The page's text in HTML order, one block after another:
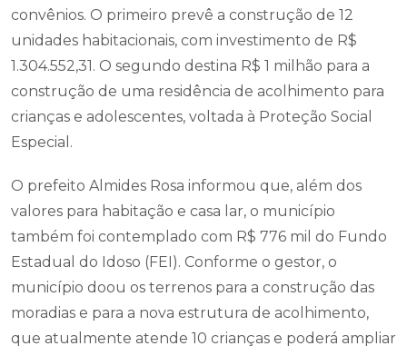
convênios. O primeiro prevê a construção de 12
unidades habitacionais, com investimento de R$
1.304.552,31. O segundo destina R$ 1 milhão para a
construção de uma residência de acolhimento para
crianças e adolescentes, voltada à Proteção Social
Especial.
O prefeito Almides Rosa informou que, além dos
valores para habitação e casa lar, o município
também foi contemplado com R$ 776 mil do Fundo
Estadual do Idoso (FEI). Conforme o gestor, o
município doou os terrenos para a construção das
moradias e para a nova estrutura de acolhimento,
que atualmente atende 10 crianças e poderá ampliar